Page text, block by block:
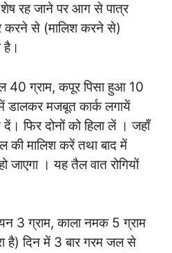
रह जाने पर आग से पात्र
करने से (मालिश करने से)
है।
40 ग्राम, कपूर पिसा हुआ 10
डालकर मजबूत कार्क लगायें
फिर दोनों को हिला लें । जहाँ
की मालिश करें तथा बाद में
जाएगा । यह तैल वात रोगियों
3 ग्राम, काला नमक 5 ग्राम
है) दिन में 3 बार गरम जल से